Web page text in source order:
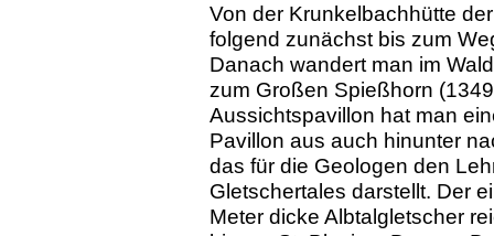
Von der Krunkelbachhütte
folgend zunächst bis zum
Danach wandert man im
zum Großen Spießhorn
Aussichtspavillon hat man
Pavillon aus auch hinunter
das für die Geologen den
Gletschertales darstellt. Der
Meter dicke Albtalgletscher